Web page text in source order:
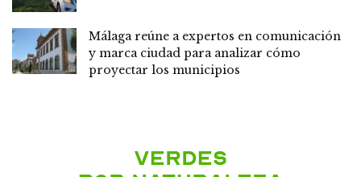
Málaga reúne a expertos en comunicación
y marca ciudad para analizar cómo
proyectar los municipios